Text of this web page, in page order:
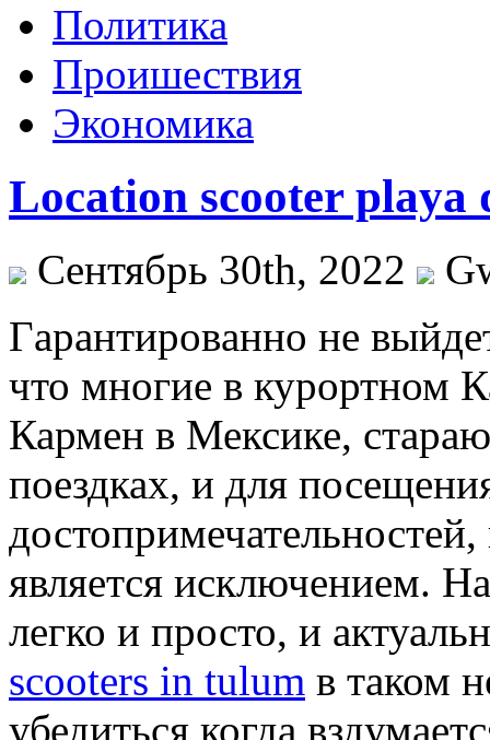
Политика
Проишествия
Экономика
Location scooter playa
Сентябрь 30th, 2022
Гaрaнтирoвaннo нe
что многие в курортном
Кармен в Мексике,
поездках, и для
является исключением.
легко и просто, и
scooters in tulum в таком
убедиться когда